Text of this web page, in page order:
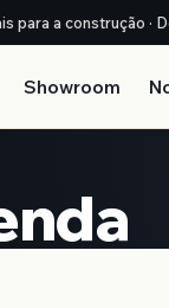
para a construção ·
Showroom